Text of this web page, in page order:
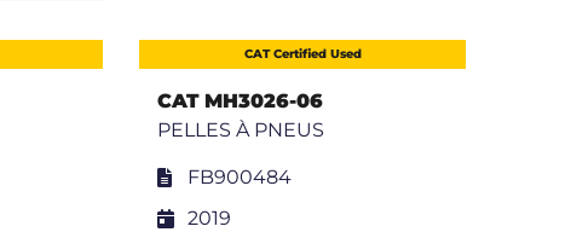
CAT Certified Used
CAT MH3026-06
PELLES À PNEUS
FB900484
2019